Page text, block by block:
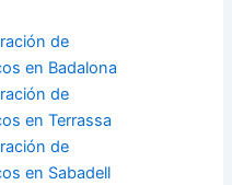
de
en Badalona
de
en Terrassa
de
en Sabadell